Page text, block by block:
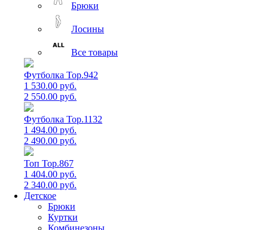
Брюки
Лосины
Все товары
Футболка Top.942
1 530.00 руб.
2 550.00 руб.
Футболка Top.1132
1 494.00 руб.
2 490.00 руб.
Топ Top.867
1 404.00 руб.
2 340.00 руб.
Детское
Брюки
Куртки